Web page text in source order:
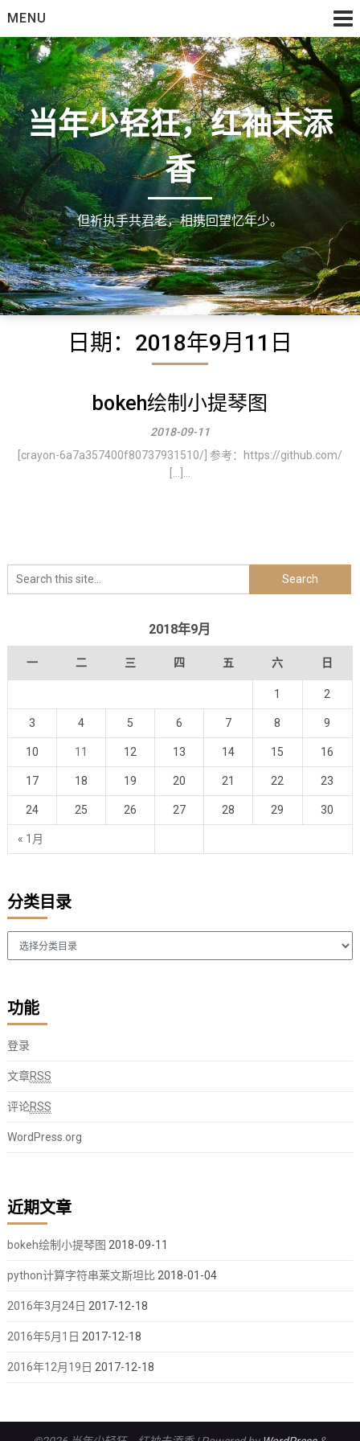
to
content
MENU
当年少轻狂，红袖未添
香
但祈执手共君老，相携回望忆年少。
日期：2018年9月11日
bokeh绘制小提琴图
2018-09-11
[crayon-6a7a357400f80737931510/] 参考：https://github.com/
2018年9月
一 二 三 四 五 六 日
« 1月
1 2
3 4 5 6 7 8 9
10 11 12 13 14 15 16
17 18 19 20 21 22 23
24 25 26 27 28 29 30
分类目录
功能
登录
文章RSS
评论RSS
WordPress.org
近期文章
bokeh绘制小提琴图 2018-09-11
python计算字符串莱文斯坦比 2018-01-04
2016年3月24日 2017-12-18
2016年5月1日 2017-12-18
2016年12月19日 2017-12-18